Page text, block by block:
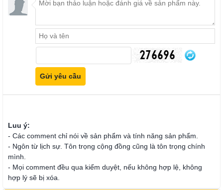
Luu ý:
- Các comment chỉ nói về sản phẩm và tính năng sản phẩm.
- Ngôn từ lịch sự. Tôn trọng cộng đồng cũng là tôn trọng chính
mình.
- Mọi comment đều qua kiểm duyệt, nếu không hợp lệ, không
hợp lý sẽ bị xóa.